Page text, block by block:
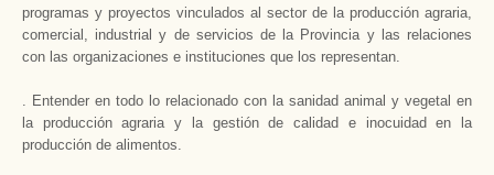
programas y proyectos vinculados al sector de la producción agraria,
comercial, industrial y de servicios de la Provincia y las relaciones
con las organizaciones e instituciones que los representan.
. Entender en todo lo relacionado con la sanidad animal y vegetal en
la producción agraria y la gestión de calidad e inocuidad en la
producción de alimentos.